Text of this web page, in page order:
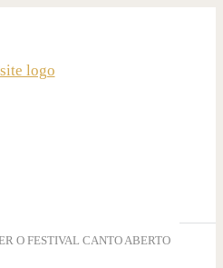
O FESTIVAL CANTO ABERTO